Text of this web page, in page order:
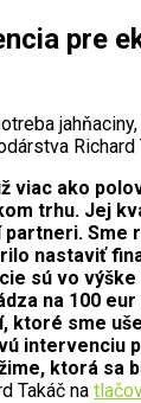
pre
Richard
viac ako
trhu. Jej
Sme
nastaviť
sú vo výške
na 100
ktoré sme
intervenciu
ktorá sa
Takáč na